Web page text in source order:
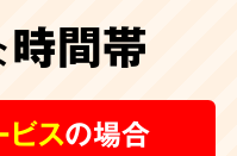
時間帯
ビスの場合